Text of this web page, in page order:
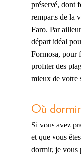
préservé, dont
remparts de la
Faro. Par
départ idéal
Formosa, pour
profiter des
mieux de
Où
Si vous avez
et que vous
dormir, je vous